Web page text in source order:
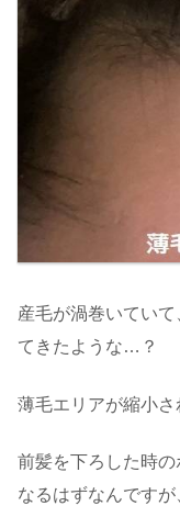
産毛が渦巻いてい
てきたような…？
薄毛エリアが縮小さ
前髪を下ろした時
なるはずなんですが